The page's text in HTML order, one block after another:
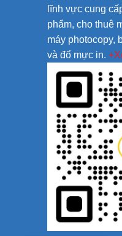
lĩnh vực cung
phẩm, cho thuê
máy photocopy,
và đổ mực in.